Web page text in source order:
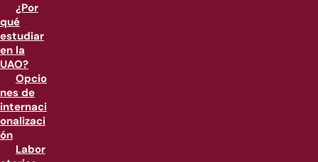
¿Por
qué
estudiar
en la
UAO?
Opcio
nes de
internaci
onalizaci
ón
Labor